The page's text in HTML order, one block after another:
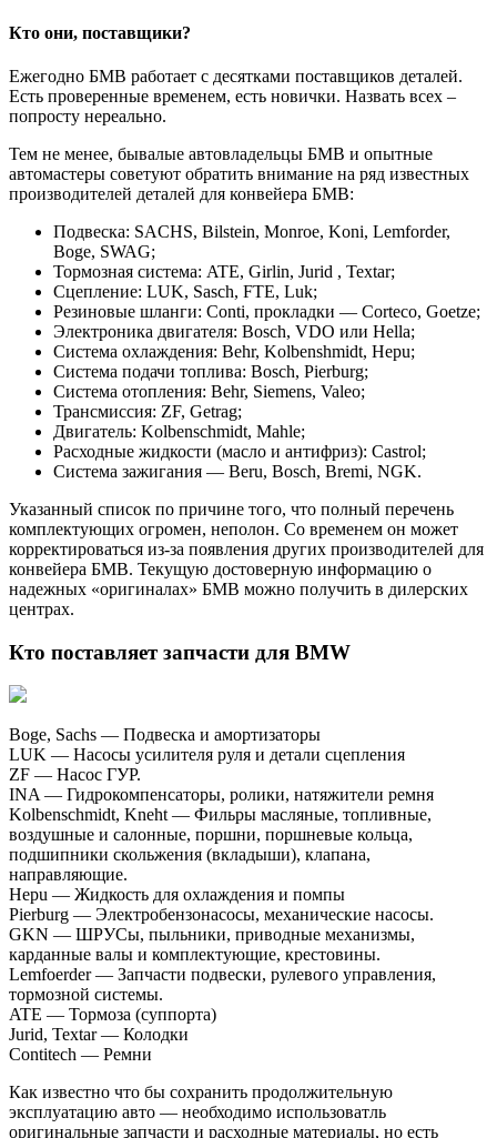
Кто они, поставщики?
Ежегодно БМВ работает с десятками поставщиков деталей.
Есть проверенные временем, есть новички. Назвать всех –
попросту нереально.
Тем не менее, бывалые автовладельцы БМВ и опытные
автомастеры советуют обратить внимание на ряд известных
производителей деталей для конвейера БМВ:
Подвеска: SACHS, Bilstein, Monroe, Koni, Lemforder,
Boge, SWAG;
Тормозная система: ATE, Girlin, Jurid , Textar;
Сцепление: LUK, Sasch, FTE, Luk;
Резиновые шланги: Conti, прокладки — Corteco, Goetze;
Электроника двигателя: Bosch, VDO или Нella;
Система охлаждения: Behr, Kolbenshmidt, Hepu;
Система подачи топлива: Bosch, Pierburg;
Система отопления: Behr, Siemens, Valeo;
Трансмиссия: ZF, Getrag;
Двигатель: Kolbenschmidt, Mahle;
Расходные жидкости (масло и антифриз): Castrol;
Система зажигания — Beru, Bosch, Bremi, NGK.
Указанный список по причине того, что полный перечень
комплектующих огромен, неполон. Со временем он может
корректироваться из-за появления других производителей для
конвейера БМВ. Текущую достоверную информацию о
надежных «оригиналах» БМВ можно получить в дилерских
центрах.
Кто поставляет запчасти для BMW
Boge, Sachs — Подвеска и амортизаторы
LUK — Насосы усилителя руля и детали сцепления
ZF — Насос ГУР.
INA — Гидрокомпенсаторы, ролики, натяжители ремня
Kolbenschmidt, Kneht — Фильры масляные, топливные,
воздушные и салонные, поршни, поршневые кольца,
подшипники скольжения (вкладыши), клапана,
направляющие.
Hepu — Жидкость для охлаждения и помпы
Pierburg — Электробензонасосы, механические насосы.
GKN — ШРУСы, пыльники, приводные механизмы,
карданные валы и комплектующие, крестовины.
Lemfoerder — Запчасти подвески, рулевого управления,
тормозной системы.
ATE — Тормоза (суппорта)
Jurid, Textar — Колодки
Contitech — Ремни
Как известно что бы сохранить продолжительную
эксплуатацию авто — необходимо использоватль
оригинальные запчасти и расходные материалы, но есть